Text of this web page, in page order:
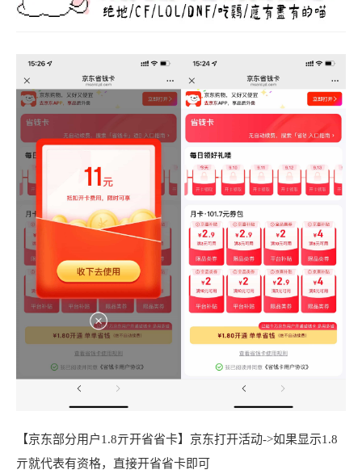
【京东部分用户1.8亓开省省卡】京东打开活动->如果显示1.8
亓就代表有资格，直接开省省卡即可